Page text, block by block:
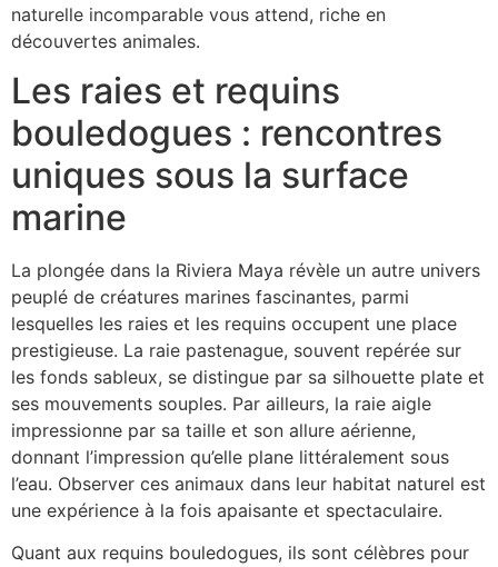
naturelle incomparable vous attend, riche en
découvertes animales.
Les raies et requins
bouledogues : rencontres
uniques sous la surface
marine
La plongée dans la Riviera Maya révèle un autre univers
peuplé de créatures marines fascinantes, parmi
lesquelles les raies et les requins occupent une place
prestigieuse. La raie pastenague, souvent repérée sur
les fonds sableux, se distingue par sa silhouette plate et
ses mouvements souples. Par ailleurs, la raie aigle
impressionne par sa taille et son allure aérienne,
donnant l’impression qu’elle plane littéralement sous
l’eau. Observer ces animaux dans leur habitat naturel est
une expérience à la fois apaisante et spectaculaire.
Quant aux requins bouledogues, ils sont célèbres pour